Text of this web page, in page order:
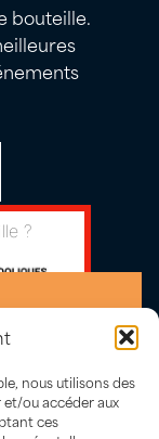
nous utilisons des
ou accéder aux
ces
bouteille.
?